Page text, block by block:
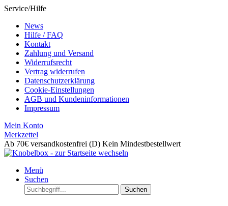
Service/Hilfe
News
Hilfe / FAQ
Kontakt
Zahlung und Versand
Widerrufsrecht
Vertrag widerrufen
Datenschutzerklärung
Cookie-Einstellungen
AGB und Kundeninformationen
Impressum
Mein Konto
Merkzettel
Ab 70€ versandkostenfrei (D) Kein Mindestbestellwert
Menü
Suchen
Suchen